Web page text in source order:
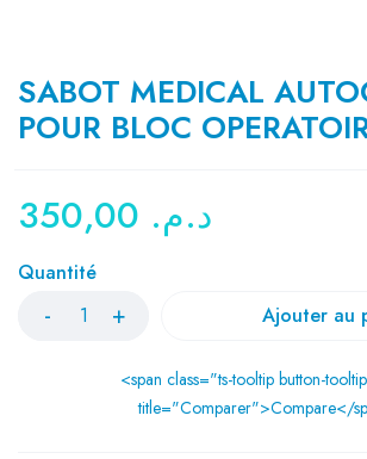
SABOT MEDICAL
POUR BLOC
د.م.
Quantité
Ajouter au
<span class="ts-tooltip button-
title="Comparer">Compare</